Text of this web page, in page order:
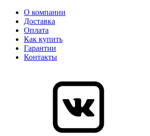
О компании
Доставка
Оплата
Как купить
Гарантии
Контакты